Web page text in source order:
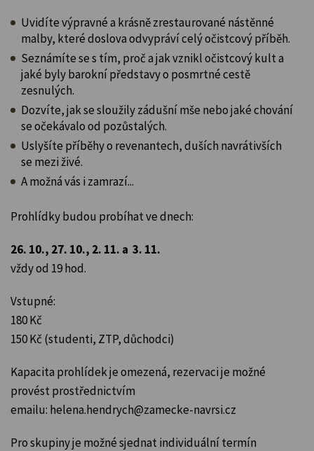
Uvidíte výpravné a krásně zrestaurované nástěnné
malby, které doslova odvypráví celý očistcový příběh.
Seznámíte se s tím, proč a jak vznikl očistcový kult a
jaké byly barokní představy o posmrtné cestě
zesnulých.
Dozvíte, jak se sloužily zádušní mše nebo jaké chování
se očekávalo od pozůstalých.
Uslyšíte příběhy o revenantech, duších navrátivších
se mezi živé.
A možná vás i zamrazí...
Prohlídky budou probíhat ve dnech:
26. 10., 27. 10., 2. 11. a 3. 11.
vždy od 19 hod.
Vstupné:
180 Kč
150 Kč (studenti, ZTP, důchodci)
Kapacita prohlídek je omezená, rezervaci je možné
provést prostřednictvím
emailu: helena.hendrych@zamecke-navrsi.cz
Pro skupiny je možné sjednat individuální termín